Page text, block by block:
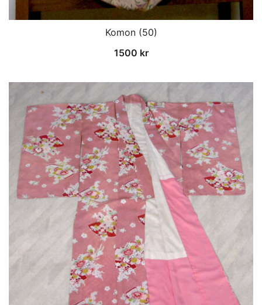
Komon (50)
1500 kr